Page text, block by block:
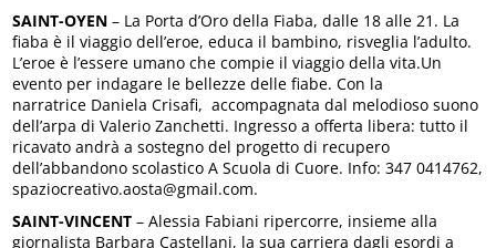
SAINT-OYEN – La Porta d’Oro della Fiaba, dalle 18 alle 21. La
fiaba è il viaggio dell’eroe, educa il bambino, risveglia l’adulto.
L’eroe è l’essere umano che compie il viaggio della vita.Un
evento per indagare le bellezze delle fiabe. Con la
narratrice Daniela Crisafi, accompagnata dal melodioso suono
dell’arpa di Valerio Zanchetti. Ingresso a offerta libera: tutto il
ricavato andrà a sostegno del progetto di recupero
dell’abbandono scolastico A Scuola di Cuore. Info: 347 0414762,
spaziocreativo.aosta@gmail.com.
SAINT-VINCENT – Alessia Fabiani ripercorre, insieme alla
giornalista Barbara Castellani, la sua carriera dagli esordi a